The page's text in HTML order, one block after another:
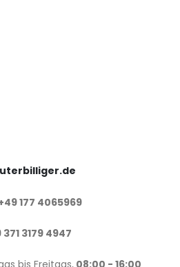
177 4065969
371 3179 4947